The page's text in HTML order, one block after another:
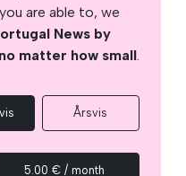
are able to, we
News by
matter how small.
Årsvis
5.00 € / month